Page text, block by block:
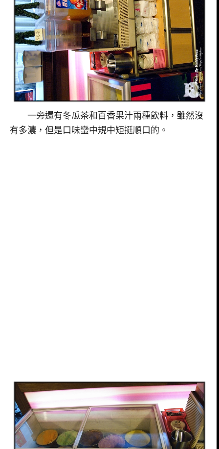
一旁還有冬瓜茶和百香果汁兩種飲料，雖然沒
有多濃，但是口味蠻中規中矩挺順口的。